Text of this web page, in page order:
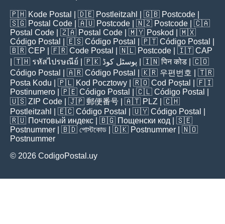
🇵🇭 Kode Postal | 🇩🇪 Postleitzahl | 🇬🇧 Postcode
🇸🇬 Postal Code | 🇦🇺 Postcode | 🇳🇿 Postcode | 🇨🇦
Postal Code | 🇿🇦 Postal Code | 🇲🇾 Poskod
| 🇲🇽
Código Postal
| 🇪🇸 Código Postal | 🇵🇹 Código Postal
🇧🇷 CEP | 🇫🇷 Code Postal | 🇳🇱 Postcode | 🇮🇹 CAP
| 🇹🇭 รหัสไปรษณีย์ | 🇵🇰 پوسٹل کوڈ | 🇮🇳पिन कोड | 🇨🇴
Código Postal
| 🇦🇷 Código Postal | 🇰🇷 우편번호
| 🇹🇷
Posta Kodu | 🇵🇱 Kod Pocztowy | 🇷🇴 Cod Poștal
| 🇫🇮
Postinumero | 🇵🇪 Código Postal | 🇨🇱 Código Postal
🇺🇸 ZIP Code | 🇯🇵 郵便番号 | 🇦🇹 PLZ | 🇨🇭
Postleitzahl
| 🇪🇨 Código Postal | 🇺🇾 Código Postal
🇷🇺 Почтовый индекс | 🇧🇬 Пощенски код | 🇸🇪
Postnummer | 🇧🇩 পোস্টকোড | 🇩🇰 Postnummer | 🇳🇴
Postnummer
© 2026 CodigoPostal.uy